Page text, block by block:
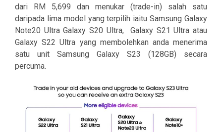
dari RM 5,699 dan menukar (trade-in) salah satu
daripada lima model yang terpilih iaitu Samsung Galaxy
Note20 Ultra Galaxy S20 Ultra, Galaxy S21 Ultra atau
Galaxy S22 Ultra yang membolehkan anda menerima
satu unit Samsung Galaxy S23 (128GB) secara
percuma.